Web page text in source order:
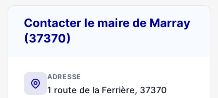
Contacter le maire de Marray
(37370)
ADRESSE
1 route de la Ferrière, 37370